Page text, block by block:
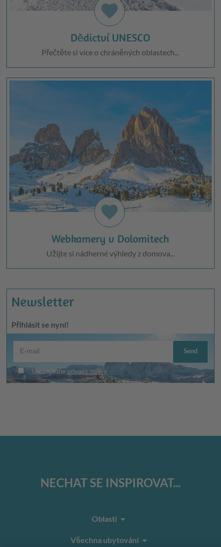
favorite
Dědictví UNESCO
Přečtěte si více o chráněných oblastech...
favorite
Webkamery v Dolomitech
Užijte si nádherné výhledy z domova...
Newsletter
Přihlásit se nyní!
NECHAT SE INSPIROVAT...
Oblasti arrow_drop_down
Všechna ubytováníarrow_drop_down